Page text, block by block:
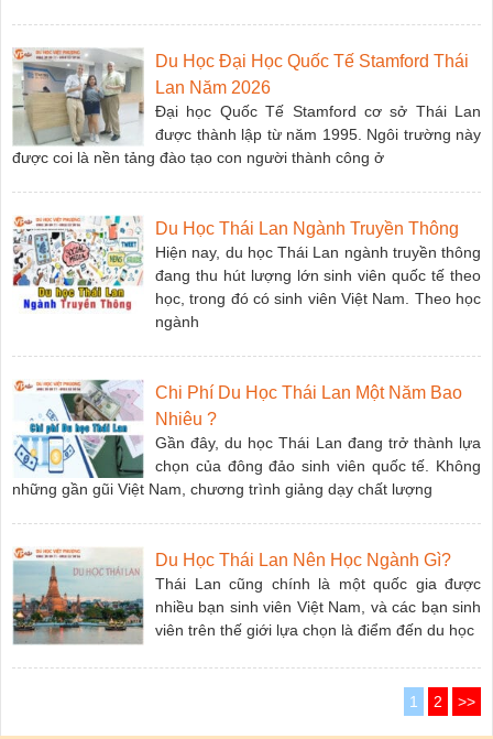
Du Học Đại Học Quốc Tế Stamford Thái
Lan Năm 2026
Đại học Quốc Tế Stamford cơ sở Thái Lan
được thành lập từ năm 1995. Ngôi trường này
được coi là nền tảng đào tạo con người thành công ở
Du Học Thái Lan Ngành Truyền Thông
Hiện nay, du học Thái Lan ngành truyền thông
đang thu hút lượng lớn sinh viên quốc tế theo
học, trong đó có sinh viên Việt Nam. Theo học
ngành
Chi Phí Du Học Thái Lan Một Năm Bao
Nhiêu ?
Gần đây, du học Thái Lan đang trở thành lựa
chọn của đông đảo sinh viên quốc tế. Không
những gần gũi Việt Nam, chương trình giảng dạy chất lượng
Du Học Thái Lan Nên Học Ngành Gì?
Thái Lan cũng chính là một quốc gia được
nhiều bạn sinh viên Việt Nam, và các bạn sinh
viên trên thế giới lựa chọn là điểm đến du học
1 2 >>